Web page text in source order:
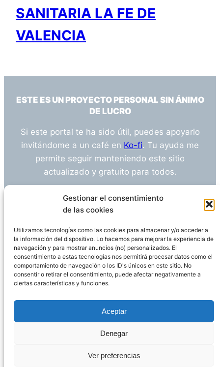
Gestionar el consentimiento
de las cookies
Utilizamos tecnologías como las cookies para almacenar y/o acceder a
la información del dispositivo. Lo hacemos para mejorar la experiencia de
navegación y para mostrar anuncios (no) personalizados. El
consentimiento a estas tecnologías nos permitirá procesar datos como el
comportamiento de navegación o los ID's únicos en este sitio. No
consentir o retirar el consentimiento, puede afectar negativamente a
ciertas características y funciones.
Aceptar
Denegar
Ver preferencias
SANITARIA LA FE DE
VALENCIA
ESTE ES UN PROYECTO PERSONAL SIN ÁNIMO
DE LUCRO
Si este portal te ha sido útil, puedes apoyarlo
invitándome a un café en Ko-fi. Tu ayuda me
permite seguir manteniendo este sitio
actualizado y gratuito para todos.
¿Tienes alguna duda o sugerencia? Escríbeme
info@empleosanitarioinvestigacion.es
Descargo de Responsabilidad
Declaración de Privacidad Política de cookies
WordPress
Página administrada por Javier Ripoll